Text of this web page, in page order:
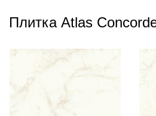
Плитка Atlas